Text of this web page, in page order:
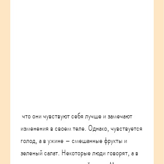
изменения в своем теле. Однако, чувствуется
голод, а в ужине – смешанные фрукты и
зеленый салат. Некоторые люди говорят, а в